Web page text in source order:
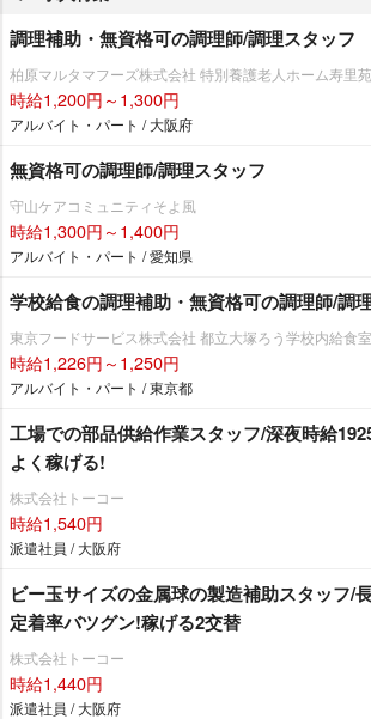
調理補助・無資格可の調理師/調理スタッフ
柏原マルタマフーズ株式会社 特別養護老人ホーム寿里
時給1,200円～1,300円
アルバイト・パート / 大阪府
無資格可の調理師/調理スタッフ
守山ケアコミュニティそよ風
時給1,300円～1,400円
アルバイト・パート / 愛知県
学校給食の調理補助・無資格可の調理師/調
東京フードサービス株式会社 都立大塚ろう学校内給食室
時給1,226円～1,250円
アルバイト・パート / 東京都
工場での部品供給作業スタッフ/深夜時給
よく稼げる!
株式会社トーコー
時給1,540円
派遣社員 / 大阪府
ビー玉サイズの金属球の製造補助スタッフ/
定着率バツグン!稼げる2交替
株式会社トーコー
時給1,440円
派遣社員 / 大阪府